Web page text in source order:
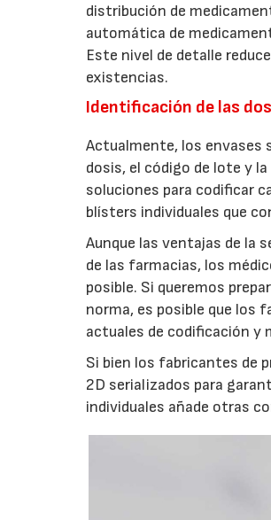
distribución de
automática de
Este nivel de detalle
existencias.
Identificación de las
Actualmente, los envases
dosis, el código de lote y
soluciones para codificar
blísters individuales que
Aunque las ventajas de la
de las farmacias, los
posible. Si queremos
norma, es posible que los
actuales de codificación y
Si bien los fabricantes de
2D serializados para
individuales añade otras